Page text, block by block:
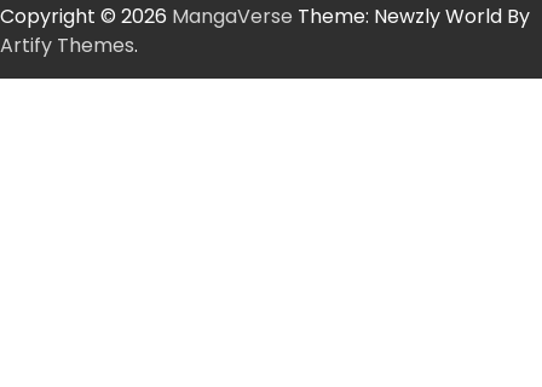
Copyright © 2026 MangaVerse Theme: Newzly World By
Artify Themes.